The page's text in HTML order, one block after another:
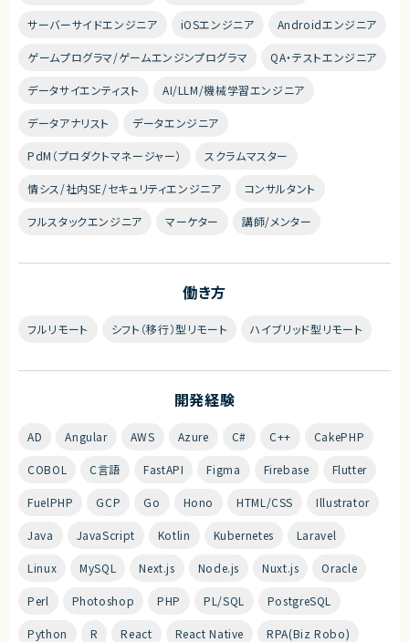
サーバーサイドエンジニア iOSエンジニア Androidエンジニア
ゲームプログラマ/ゲームエンジンプログラマ QA・テストエンジニア
データサイエンティスト AI/LLM/機械学習エンジニア
データアナリスト データエンジニア
PdM（プロダクトマネージャー） スクラムマスター
情シス/社内SE/セキュリティエンジニア コンサルタント
フルスタックエンジニア マーケター 講師/メンター
働き方
フルリモート シフト（移行）型リモート ハイブリッド型リモート
開発経験
AD Angular AWS Azure C# C++ CakePHP
COBOL C言語 FastAPI Figma Firebase Flutter
FuelPHP GCP Go Hono HTML/CSS Illustrator
Java JavaScript Kotlin Kubernetes Laravel
Linux MySQL Next.js Node.js Nuxt.js Oracle
Perl Photoshop PHP PL/SQL PostgreSQL
Python R React React Native RPA(Biz Robo)